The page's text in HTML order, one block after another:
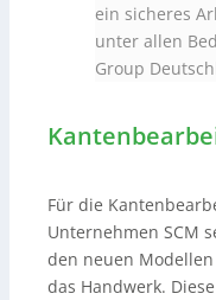
ein sicheres
unter allen
Group
Für die
Unternehmen SCM
den neuen
das Handwerk.